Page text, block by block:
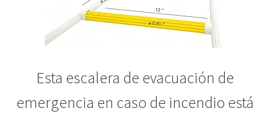
Esta escalera de evacuación de
emergencia en caso de incendio está